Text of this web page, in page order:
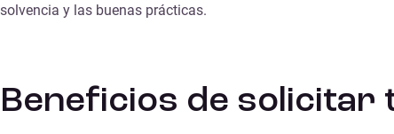
solvencia y las buenas prácticas.
Beneficios de solicitar